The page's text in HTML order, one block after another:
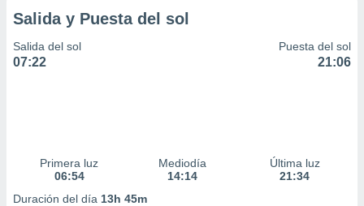
Salida y Puesta del sol
Salida del sol
07:22
Puesta del sol
21:06
Primera luz
06:54
Mediodía
14:14
Última luz
21:34
Duración del día 13h 45m